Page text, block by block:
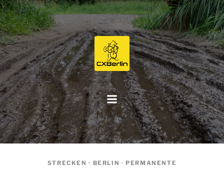
Zum
Inhalt
springen
STRECKEN · BERLIN · PERMANENTE